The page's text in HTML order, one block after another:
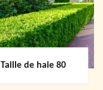
Taille de haie 80